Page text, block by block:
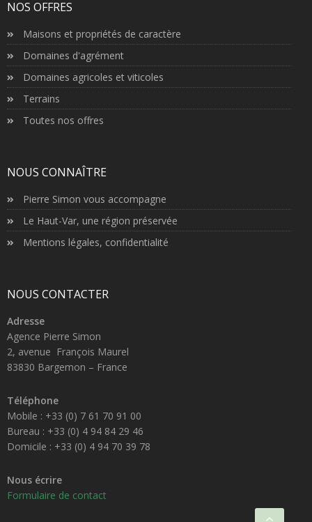
NOS OFFRES
Maisons et propriétés de caractère
Domaines d'agrément
Domaines agricoles et viticoles
Terrains
Toutes nos offres
NOUS CONNAÎTRE
Pierre Simon vous accompagne
Le Haut-Var, une région préservée
Mentions légales, confidentialité
NOUS CONTACTER
Adresse
Agence Pierre Simon
2, avenue François Maurel
83830 Bargemon – France
Téléphone
Mobile : +33 (0) 7 61 70 91 00
Bureau : +33 (0) 4 94 84 29 46
Domicile : +33 (0) 4 94 70 39 78
Nous écrire
Formulaire de contact